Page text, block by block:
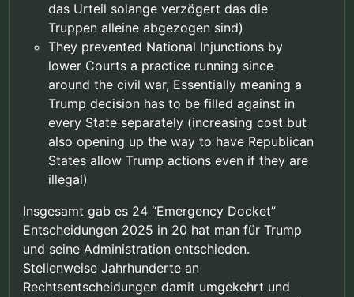
das Urteil solange verzögert das die
Truppen alleine abgezogen sind)
They prevented National Injunctions by
lower Courts a practice running since
around the civil war, Essentially meaning a
Trump decision has to be filled against in
every State separately (increasing cost but
also opening up the way to have Republican
States allow Trump actions even if they are
illegal)
Insgesamt gab es 24 “Emergency Docket”
Entscheidungen 2025 in 20 hat man für Trump
und seine Administration entschieden.
Stellenweise Jahrhunderte an
Rechtsentscheidungen damit umgekehrt und